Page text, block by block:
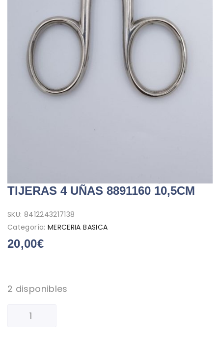
TIJERAS 4 UÑAS 8891160 10,5CM
SKU: 8412243217138
Categoría: MERCERIA BASICA
20,00€
2 disponibles